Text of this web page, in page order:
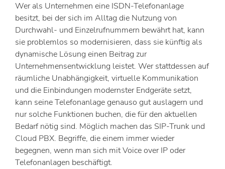
Wer als Unternehmen eine ISDN-Telefonanlage
besitzt, bei der sich im Alltag die Nutzung von
Durchwahl- und Einzelrufnummern bewährt hat, kann
sie problemlos so modernisieren, dass sie künftig als
dynamische Lösung einen Beitrag zur
Unternehmensentwicklung leistet. Wer stattdessen auf
räumliche Unabhängigkeit, virtuelle Kommunikation
und die Einbindungen modernster Endgeräte setzt,
kann seine Telefonanlage genauso gut auslagern und
nur solche Funktionen buchen, die für den aktuellen
Bedarf nötig sind. Möglich machen das SIP-Trunk und
Cloud PBX. Begriffe, die einem immer wieder
begegnen, wenn man sich mit Voice over IP oder
Telefonanlagen beschäftigt.